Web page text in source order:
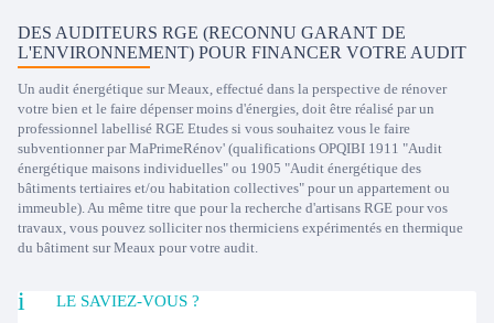
DES AUDITEURS RGE (RECONNU GARANT DE
L'ENVIRONNEMENT) POUR FINANCER VOTRE AUDIT
Un audit énergétique sur Meaux, effectué dans la perspective de rénover
votre bien et le faire dépenser moins d'énergies, doit être réalisé par un
professionnel labellisé RGE Etudes si vous souhaitez vous le faire
subventionner par MaPrimeRénov' (qualifications OPQIBI 1911 "Audit
énergétique maisons individuelles" ou 1905 "Audit énergétique des
bâtiments tertiaires et/ou habitation collectives" pour un appartement ou
immeuble). Au même titre que pour la recherche d'artisans RGE pour vos
travaux, vous pouvez solliciter nos thermiciens expérimentés en thermique
du bâtiment sur Meaux pour votre audit.
LE SAVIEZ-VOUS ?